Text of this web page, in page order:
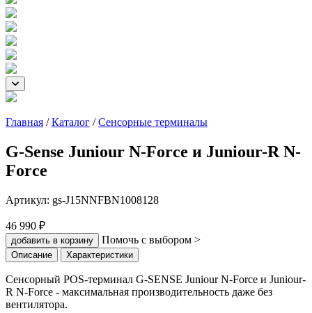
Главная /Каталог /Сенсорные терминалы
G-Sense Juniour N-Force и Juniour-R N-
Force
Артикул: gs-J15NNFBN1008128
46 990 ₽
добавить в корзину Помочь с выбором >
Описание Характеристики
Сенсорный POS-терминал G-SENSE Juniour N-Force и Juniour-
R N-Force - максимальная производительность даже без
вентилятора.